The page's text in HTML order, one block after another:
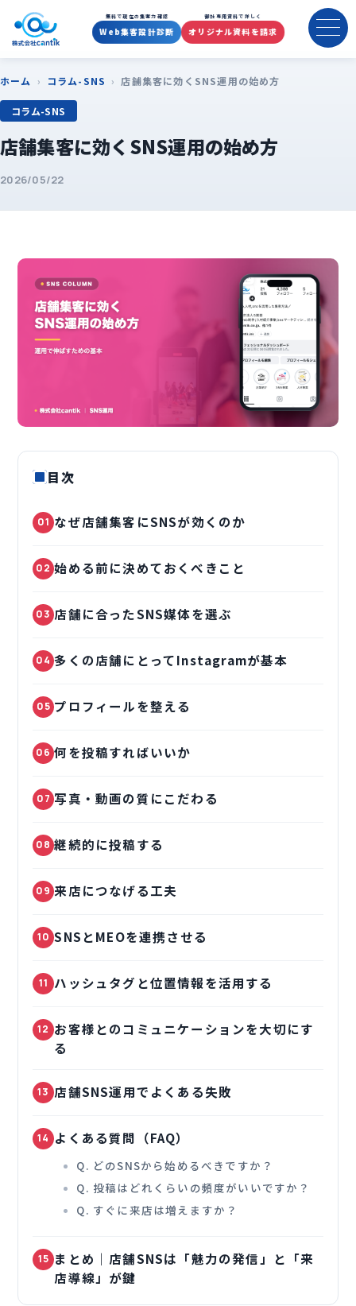
無料で現在の集客力確認
Web集客設計診断
御社専用資料で詳しく
オリジナル資料を請求
ホーム › コラム-SNS › 店舗集客に効くSNS運用の始め方
コラム-SNS
店舗集客に効くSNS運用の始め方
2026/05/22
目次
01 なぜ店舗集客にSNSが効くのか
02 始める前に決めておくべきこと
03 店舗に合ったSNS媒体を選ぶ
04 多くの店舗にとってInstagramが基本
05 プロフィールを整える
06 何を投稿すればいいか
07 写真・動画の質にこだわる
08 継続的に投稿する
09 来店につなげる工夫
10 SNSとMEOを連携させる
11 ハッシュタグと位置情報を活用する
12 お客様とのコミュニケーションを大切にす
る
13 店舗SNS運用でよくある失敗
14 よくある質問（FAQ）
Q. どのSNSから始めるべきですか？
Q. 投稿はどれくらいの頻度がいいですか？
Q. すぐに来店は増えますか？
15 まとめ｜店舗SNSは「魅力の発信」と「来
店導線」が鍵